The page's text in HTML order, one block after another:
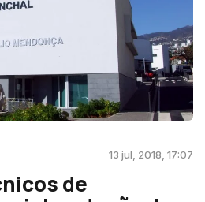
13 jul, 2018, 17:07
de